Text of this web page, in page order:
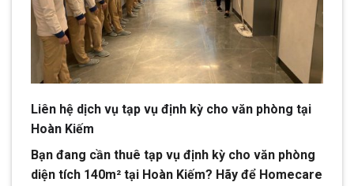
Liên hệ dịch vụ tạp vụ định kỳ cho văn phòng tại
Hoàn Kiếm
Bạn đang cần thuê tạp vụ định kỳ cho văn phòng
diện tích 140m² tại Hoàn Kiếm? Hãy để Homecare